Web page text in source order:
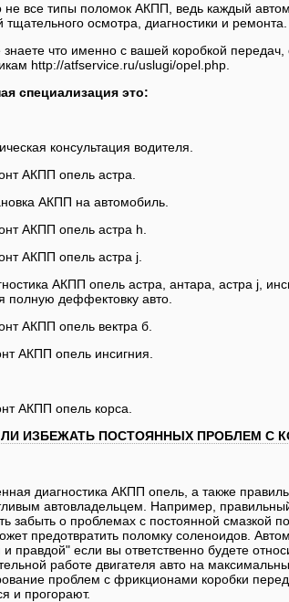
не все типы поломок АКПП, ведь каждый
осмотра, диагностики и ремонта.
что именно с вашей коробкой
http://atfservice.ru/uslugi/opel.php.
специализация это:
консультация водителя.
АКПП опель астра.
АКПП на автомобиль.
АКПП опель астра h.
АКПП опель астра j.
АКПП опель астра, антара, астра j,
полную деффектовку авто.
АКПП опель вектра б.
АКПП опель инсигния.
АКПП опель корса.
ИЗБЕЖАТЬ ПОСТОЯННЫХ ПРОБЛЕМ С
диагностика АКПП опель, а также
автовладельцем. Например,
забыть о проблемах с постоянной смазкой
предотвратить поломку соленоидов.
правдой" если вы ответственно будете
работе двигателя авто на
проблем с фрикционами коробки
и прогорают.